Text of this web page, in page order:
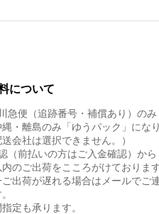
について
急便（追跡番号・補償あり）のみ
・離島のみ「ゆうパック」になり
会社は選択できません。）
（前払いの方はご入金確認）から
内のご出荷をこころがけておりま
出荷が遅れる場合はメールでご
定も承ります。